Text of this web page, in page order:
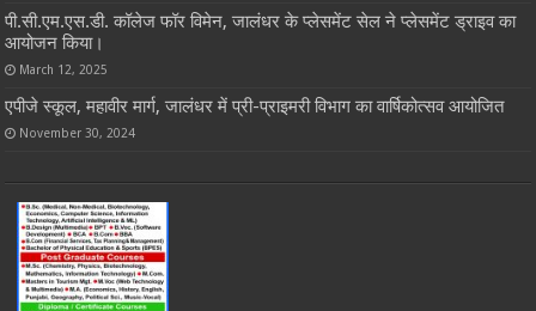
पी.सी.एम.एस.डी. कॉलेज फॉर विमेन, जालंधर के प्लेसमेंट सेल ने प्लेसमेंट ड्राइव का
आयोजन किया।
March 12, 2025
एपीजे स्कूल, महावीर मार्ग, जालंधर में प्री-प्राइमरी विभाग का वार्षिकोत्सव आयोजित
November 30, 2024